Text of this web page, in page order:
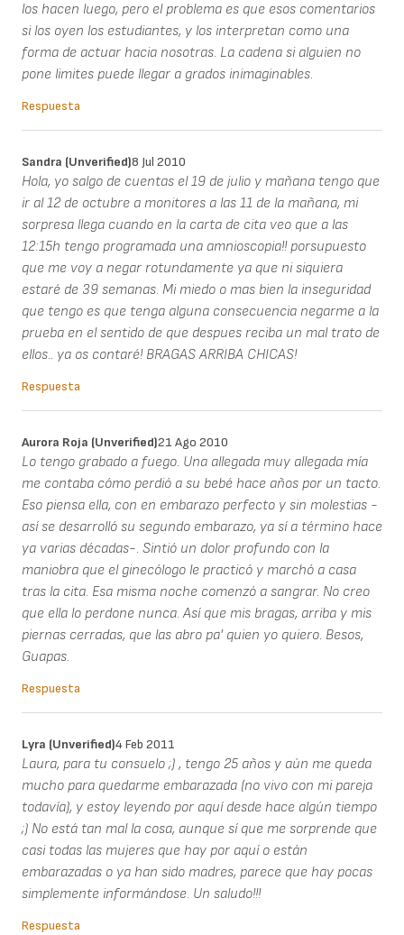
los hacen luego, pero el problema es que esos comentarios
si los oyen los estudiantes, y los interpretan como una
forma de actuar hacia nosotras. La cadena si alguien no
pone limites puede llegar a grados inimaginables.
Respuesta
Sandra (unverified)8 Jul 2010
Hola, yo salgo de cuentas el 19 de julio y mañana tengo que
ir al 12 de octubre a monitores a las 11 de la mañana, mi
sorpresa llega cuando en la carta de cita veo que a las
12:15h tengo programada una amnioscopia!! porsupuesto
que me voy a negar rotundamente ya que ni siquiera
estaré de 39 semanas. Mi miedo o mas bien la inseguridad
que tengo es que tenga alguna consecuencia negarme a la
prueba en el sentido de que despues reciba un mal trato de
ellos.. ya os contaré! BRAGAS ARRIBA CHICAS!
Respuesta
Aurora Roja (unverified)21 Ago 2010
Lo tengo grabado a fuego. Una allegada muy allegada mía
me contaba cómo perdió a su bebé hace años por un tacto.
Eso piensa ella, con en embarazo perfecto y sin molestias -
así se desarrolló su segundo embarazo, ya sí a término hace
ya varias décadas-. Sintió un dolor profundo con la
maniobra que el ginecólogo le practicó y marchó a casa
tras la cita. Esa misma noche comenzó a sangrar. No creo
que ella lo perdone nunca. Así que mis bragas, arriba y mis
piernas cerradas, que las abro pa' quien yo quiero. Besos,
Guapas.
Respuesta
Lyra (unverified)4 Feb 2011
Laura, para tu consuelo ;) , tengo 25 años y aún me queda
mucho para quedarme embarazada (no vivo con mi pareja
todavía), y estoy leyendo por aquí desde hace algún tiempo
;) No está tan mal la cosa, aunque sí que me sorprende que
casi todas las mujeres que hay por aquí o están
embarazadas o ya han sido madres, parece que hay pocas
simplemente informándose. Un saludo!!!
Respuesta